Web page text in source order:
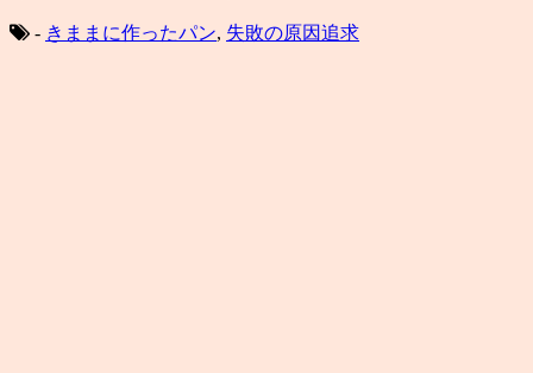
- きままに作ったパン, 失敗の原因追求